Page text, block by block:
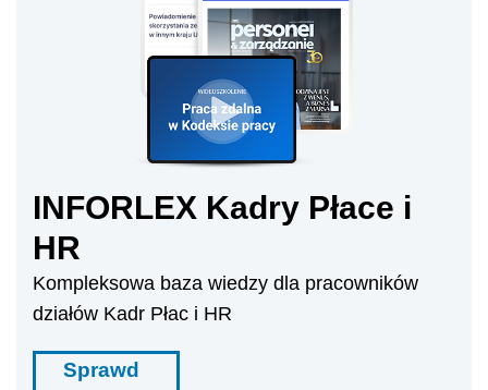
INFORLEX Kadry Płace i
HR
Kompleksowa baza wiedzy dla pracowników
działów Kadr Płac i HR
Sprawd